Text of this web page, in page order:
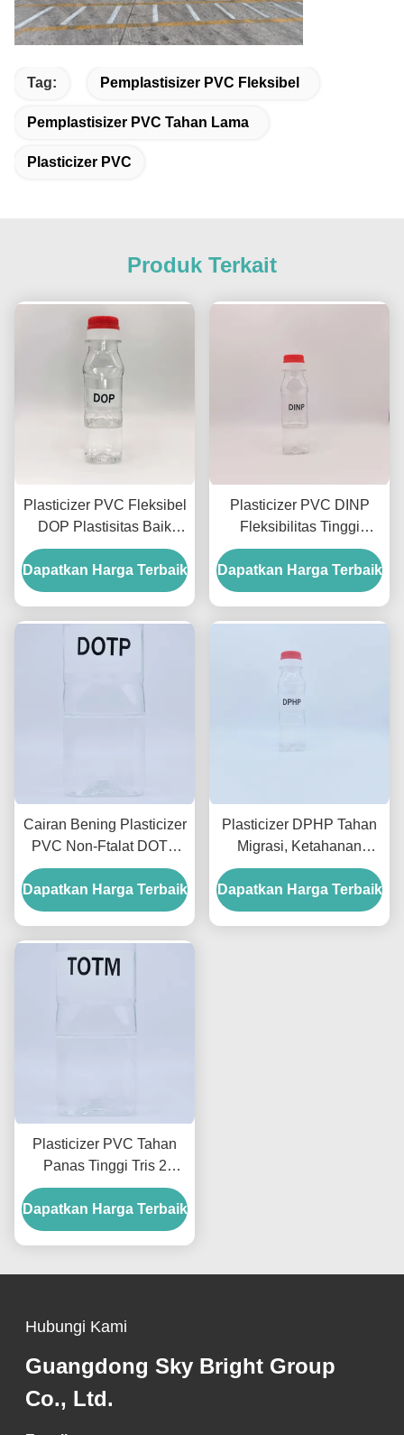
Tag: Pemplastisizer PVC Fleksibel
Pemplastisizer PVC Tahan Lama
Plasticizer PVC
Produk Terkait
Plasticizer PVC Fleksibel
DOP Plastisitas Baik
Daya Tahan Untuk
Produk PVC
Dapatkan Harga Terbaik
Plasticizer PVC DINP
Fleksibilitas Tinggi
Stabilitas Produk PVC
DINP Diisononil Ftalat
Dapatkan Harga Terbaik
Cairan Bening Plasticizer
PVC Non-Ftalat DOTP
Plasticizer 99.5% Untuk
Mainan dan Kabel
Dapatkan Harga Terbaik
Plasticizer DPHP Tahan
Migrasi, Ketahanan
Cuaca Tinggi, dan
Stabilitas untuk Kabel
Dapatkan Harga Terbaik
Plasticizer PVC Tahan
Panas Tinggi Tris 2
Etilheksil Trimellitate
Untuk Kabel Dan
Komponen Otomotif
Dapatkan Harga Terbaik
Hubungi Kami
Guangdong Sky Bright Group
Co., Ltd.